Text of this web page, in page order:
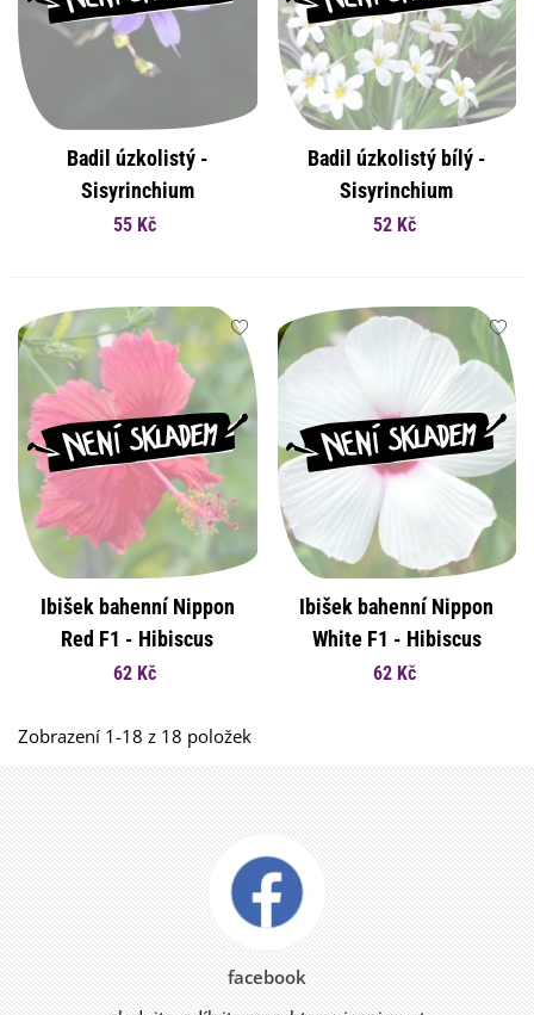
Badil úzkolistý -
Sisyrinchium
angustifolium - osivo
55 Kč
Badil úzkolistý bílý -
Sisyrinchium
angustifolium album -
52 Kč
Ibišek bahenní Nippon
Red F1 - Hibiscus
moscheutos - osivo
62 Kč
Ibišek bahenní Nippon
White F1 - Hibiscus
moscheutos - osivo
62 Kč
Zobrazení 1-18 z 18 položek
facebook